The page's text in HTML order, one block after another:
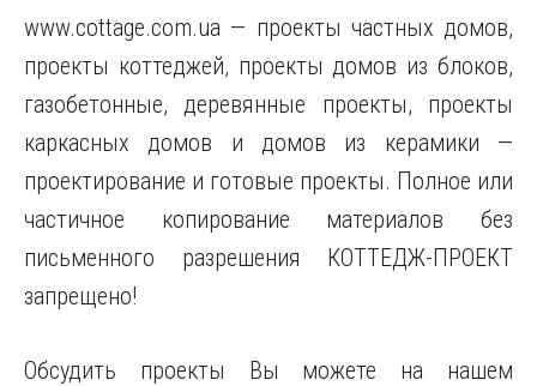
www.cottage.com.ua — проекты частных домов,
проекты коттеджей, проекты домов из блоков,
газобетонные, деревянные проекты, проекты
каркасных домов и домов из керамики —
проектирование и готовые проекты. Полное или
частичное копирование материалов без
письменного разрешения КОТТЕДЖ-ПРОЕКТ
запрещено!
Обсудить проекты Вы можете на нашем